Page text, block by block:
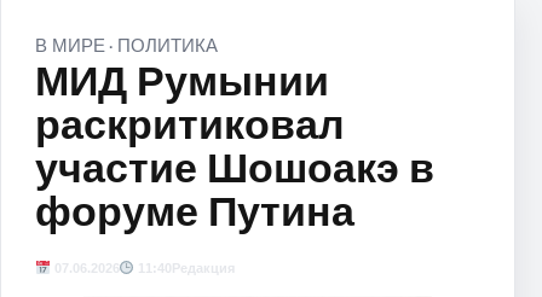
В МИРЕ · ПОЛИТИКА
МИД Румынии
раскритиковал
участие Шошоакэ в
форуме Путина
07.06.2026 11:40Редакция